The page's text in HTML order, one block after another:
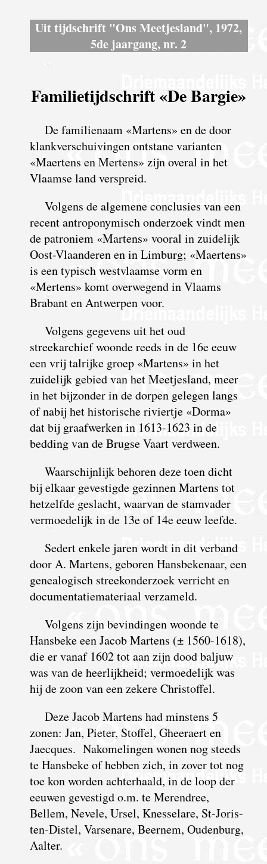
Uit tijdschrift "Ons Meetjesland", 1972,
5de jaargang, nr. 2
Familietijdschrift «De Bargie»
De familienaam «Martens» en de door
klankverschuivingen ontstane varianten
«Maertens en Mertens» zijn overal in het
Vlaamse land verspreid.
Volgens de algemene conclusies van een
recent antroponymisch onderzoek vindt men
de patroniem «Martens» vooral in zuidelijk
Oost-Vlaanderen en in Limburg; «Maertens»
is een typisch westvlaamse vorm en
«Mertens» komt overwegend in Vlaams
Brabant en Antwerpen voor.
Volgens gegevens uit het oud
streekarchief woonde reeds in de 16e eeuw
een vrij talrijke groep «Martens» in het
zuidelijk gebied van het Meetjesland, meer
in het bijzonder in de dorpen gelegen langs
of nabij het historische riviertje «Dorma»
dat bij graafwerken in 1613-1623 in de
bedding van de Brugse Vaart verdween.
Waarschijnlijk behoren deze toen dicht
bij elkaar gevestigde gezinnen Martens tot
hetzelfde geslacht, waarvan de stamvader
vermoedelijk in de 13e of 14e eeuw leefde.
Sedert enkele jaren wordt in dit verband
door A. Martens, geboren Hansbekenaar, een
genealogisch streekonderzoek verricht en
documentatiemateriaal verzameld.
Volgens zijn bevindingen woonde te
Hansbeke een Jacob Martens (± 1560-1618),
die er vanaf 1602 tot aan zijn dood baljuw
was van de heerlijkheid; vermoedelijk was
hij de zoon van een zekere Christoffel.
Deze Jacob Martens had minstens 5
zonen: Jan, Pieter, Stoffel, Gheeraert en
Jaecques. Nakomelingen wonen nog steeds
te Hansbeke of hebben zich, in zover tot nog
toe kon worden achterhaald, in de loop der
eeuwen gevestigd o.m. te Merendree,
Bellem, Nevele, Ursel, Knesselare, St-Joris-
ten-Distel, Varsenare, Beernem, Oudenburg,
Aalter.